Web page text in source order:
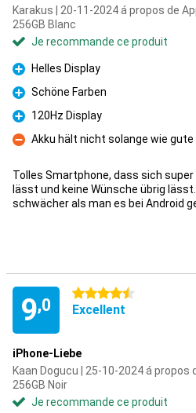
Karakus | 20-11-2024 á propos de
256GB Blanc
Je recommande ce produit
Pour
Helles Display
Pour
Schöne Farben
Pour
120Hz Display
Contre
Akku hält nicht solange wie gute
Tolles Smartphone, dass sich
lässt und keine Wünsche übrig
schwächer als man es bei Android
9,0
4.5 étoiles
Excellent
iPhone-Liebe
Kaan Dogucu | 25-10-2024 á propos
256GB Noir
Je recommande ce produit